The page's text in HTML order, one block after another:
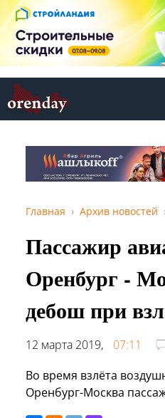
Главная Архив новостей
Пассажир
Оренбург -
дебош при
12 марта 2019, 07:11
Во время взлёта
Оренбург-Москва